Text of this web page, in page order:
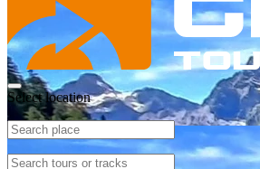
Select location